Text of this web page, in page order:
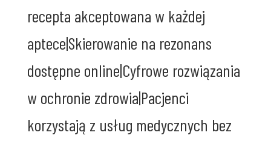
recepta akceptowana w każdej
aptece|Skierowanie na rezonans
dostępne online|Cyfrowe rozwiązania
w ochronie zdrowia|Pacjenci
korzystają z usług medycznych bez